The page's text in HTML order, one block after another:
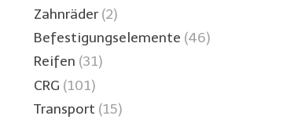
Zahnräder (2)
Befestigungselemente (46)
Reifen (31)
CRG (101)
Transport (15)